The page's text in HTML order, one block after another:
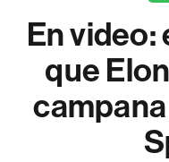
En video:
que